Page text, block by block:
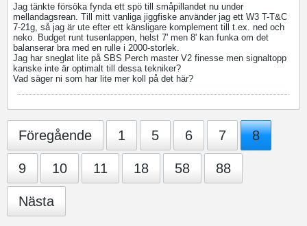
Jag tänkte försöka fynda ett spö till småpillandet nu under
mellandagsrean. Till mitt vanliga jiggfiske använder jag ett W3 T-T&C
7-21g, så jag är ute efter ett känsligare komplement till t.ex. ned och
neko. Budget runt tusenlappen, helst 7' men 8' kan funka om det
balanserar bra med en rulle i 2000-storlek.
Jag har sneglat lite på SBS Perch master V2 finesse men signaltopp
kanske inte är optimalt till dessa tekniker?
Vad säger ni som har lite mer koll på det här?
Föregående 1 5 6 7 8
9 10 11 18 58 88
Nästa